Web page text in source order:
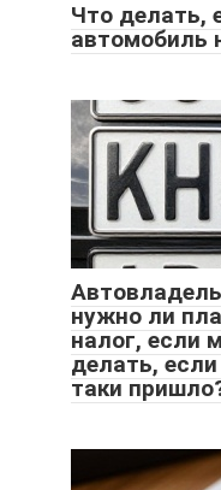
Что делать,
автомобиль
нужно ли
налог, если
делать,
таки